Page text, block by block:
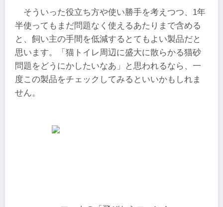
そういった役立ち方や使い勝手を考えつつ、1年
半使ってもまだ問題なく使えるあたりまで含める
と、飼い主の手間を低減するとてもよい製品だと
思います。「猫トイレ周辺に盛大に散らかる猫砂
問題をどうにかしたいなあ」と思われるなら、一
度この製品をチェックしてみるといいかもしれま
せん。